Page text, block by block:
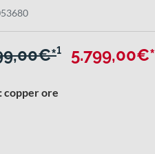
¹ 5.799,00€*
copper ore